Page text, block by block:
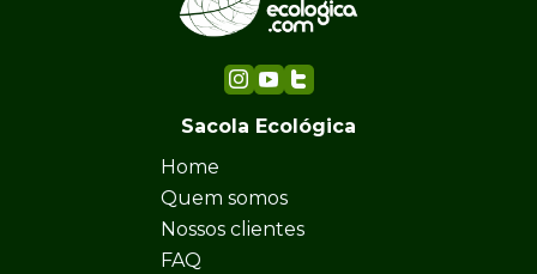
Sacola Ecológica
Home
Quem somos
Nossos clientes
FAQ